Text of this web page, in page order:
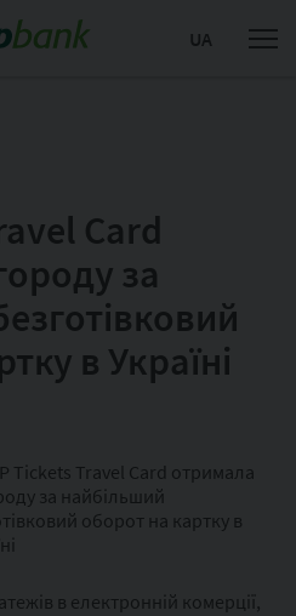
UA
Card
за
в Україні
в електронній комерції,